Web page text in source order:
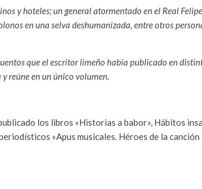
y hoteles; un general atormentado en el Real
en una selva deshumanizada, entre otros
que el escritor limeño había publicado en
reúne en un único volumen.
los libros «Historias a babor», Hábitos
«Apus musicales. Héroes de la canción